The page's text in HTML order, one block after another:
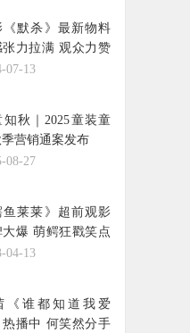
《默杀》最新物料
张力拉满 观众力赞
》“家长必看”
07-13
知秋｜2025童装童
营销通案发布
08-27
鱼莱莱》超前观影
大爆 萌鳄狂戳笑点
翻天
04-13
《谁都知道我爱
热播中 何笑然分手